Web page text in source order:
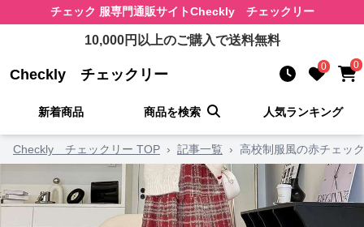
チェック 服専門通販サイトCheckly チェックリー
10,000円以上のご購入で送料無料
Checkly チェックリー 0 0
新着商品 商品を検索 人気ランキング
Checkly チェックリー TOP › 記事一覧 › 高校制服風の赤チェッ